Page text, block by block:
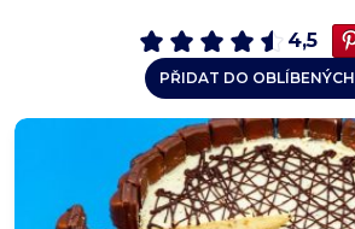
4,5
PŘIDAT DO OBLÍBENÝCH